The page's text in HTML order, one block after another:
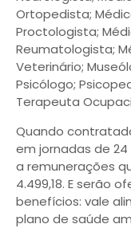
Ortopedista;
Proctologista;
Reumatologista;
Veterinário;
Psicólogo;
Terapeuta
Quando
em jornadas de
a remunerações
4.499,18. E serão
benefícios: vale
plano de saúde